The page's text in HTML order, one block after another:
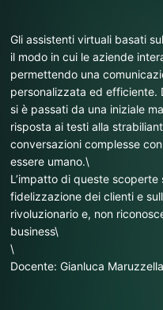
Gli assistenti virtuali basati
il modo in cui le aziende
permettendo una
personalizzata ed efficiente.
si è passati da una iniziale
risposta ai testi alla
conversazioni complesse
essere umano.\
L’impatto di queste
fidelizzazione dei clienti e
rivoluzionario e, non
business\
\
Docente: Gianluca